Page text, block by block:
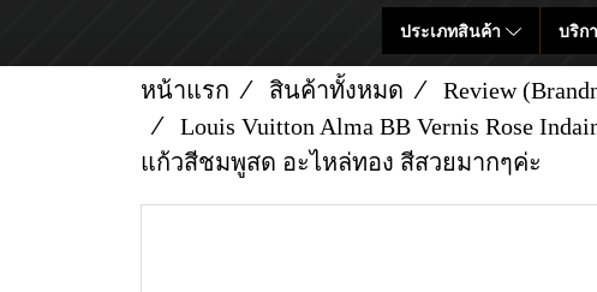
ประเภทสินค้า บริก
หน้าแรก สินค้าทั้งหมด
Review
Louis Vuitton Alma BB Vernis Rose
แก้วสีชมพูสด อะไหล่ทอง สีสวยมากๆค่ะ